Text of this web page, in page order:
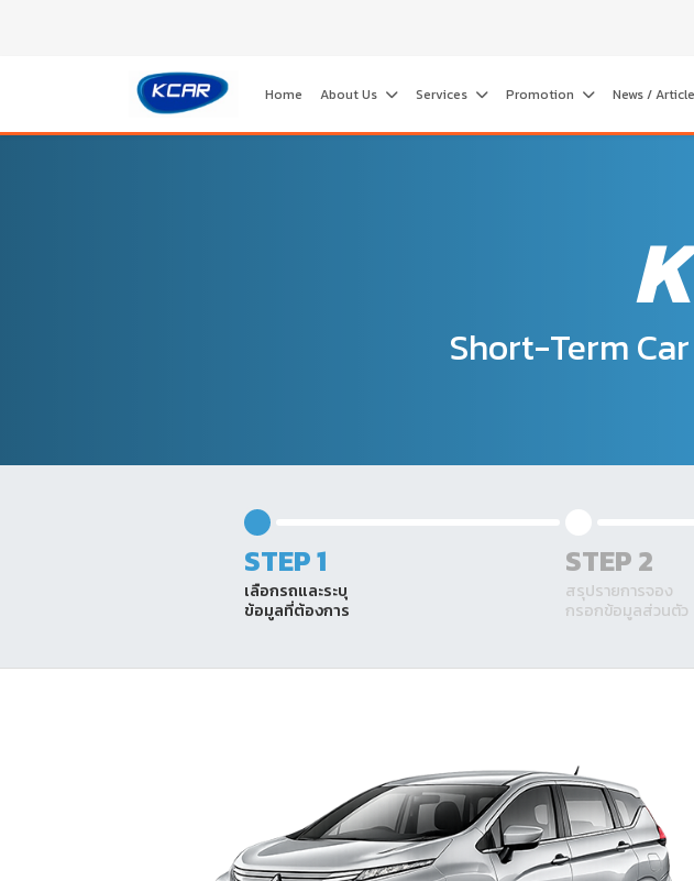
Home About Us Services Promotion News /
Short-Term
STEP 1
เลือกรถและระบุ
ข้อมูลที่ต้องการ
STEP 2
สรุปรายการจอง
กรอกข้อมูลส่วนตัว